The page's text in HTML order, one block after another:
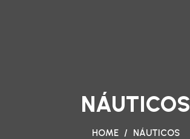
NÁUTICOS
HOME / NÁUTICOS